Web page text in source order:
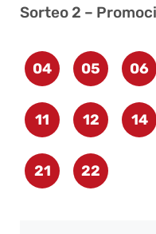
Sorteo 2 –
04 05 06
11 12 14
21 22